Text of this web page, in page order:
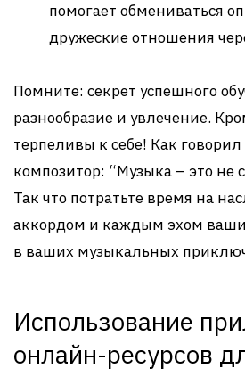
помогает обмениваться
дружеские отношения
Помните: секрет успешного
разнообразие и увлечение.
терпеливы к себе! Как
композитор: “Музыка – это не
Так что потратьте время на
аккордом и каждым эхом
в ваших музыкальных
Использование
онлайн-ресурсов